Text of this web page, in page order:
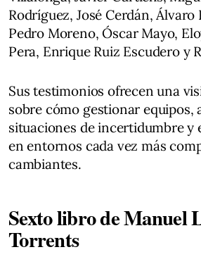
Rodríguez, José Cerdán, Álvaro
Pedro Moreno, Óscar Mayo,
Pera, Enrique Ruiz Escudero y
Sus testimonios ofrecen una
sobre cómo gestionar equipos,
situaciones de incertidumbre y
en entornos cada vez más
cambiantes.
Sexto libro de Manuel
Torrents